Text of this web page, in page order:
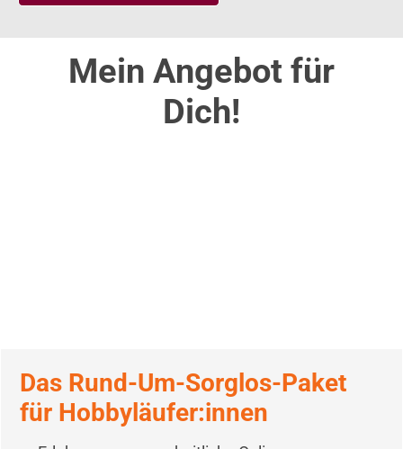
Mein Angebot für
Dich!
Das Rund-Um-Sorglos-Paket
für Hobbyläufer:innen